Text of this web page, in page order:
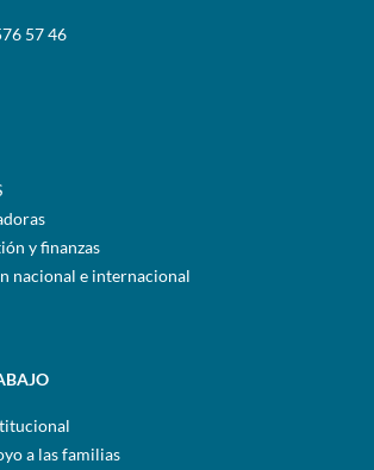
57 46
y finanzas
nacional e internacional
a las familias